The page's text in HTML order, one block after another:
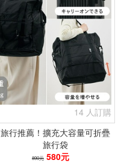
14 人訂購
旅行推薦！擴充大容量可折疊
旅行袋
890元 580元